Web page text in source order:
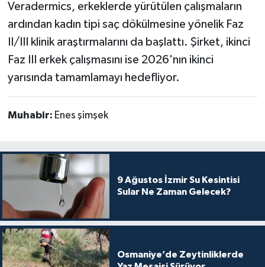
Veradermics, erkeklerde yürütülen çalışmaların
ardından kadın tipi saç dökülmesine yönelik Faz
II/III klinik araştırmalarını da başlattı. Şirket, ikinci
Faz III erkek çalışmasını ise 2026'nın ikinci
yarısında tamamlamayı hedefliyor.
Muhabir: Enes şimşek
9 Ağustos İzmir Su Kesintisi
Sular Ne Zaman Gelecek?
Osmaniye’de Zeytinliklerde